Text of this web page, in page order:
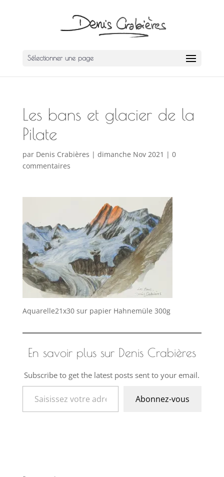
Sélectionner une page
Les bans et glacier de la
Pilate
par Denis Crabières | dimanche Nov 2021 | 0
commentaires
Aquarelle21x30 sur papier Hahnemüle 300g
En savoir plus sur Denis Crabières
Subscribe to get the latest posts sent to your email.
Saisissez votre adresse e-mail…
Abonnez-vous